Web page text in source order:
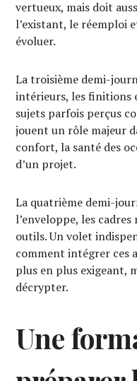
vertueux, mais doit
l’existant, le réemploi
évoluer.
La troisième demi-
intérieurs, les finitions
sujets parfois perçus
jouent un rôle majeur
confort, la santé des
d’un projet.
La quatrième demi-
l’enveloppe, les
outils. Un volet
comment intégrer ces
plus en plus exigeant,
décrypter.
Une